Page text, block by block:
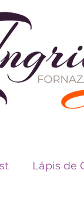
Lápis de